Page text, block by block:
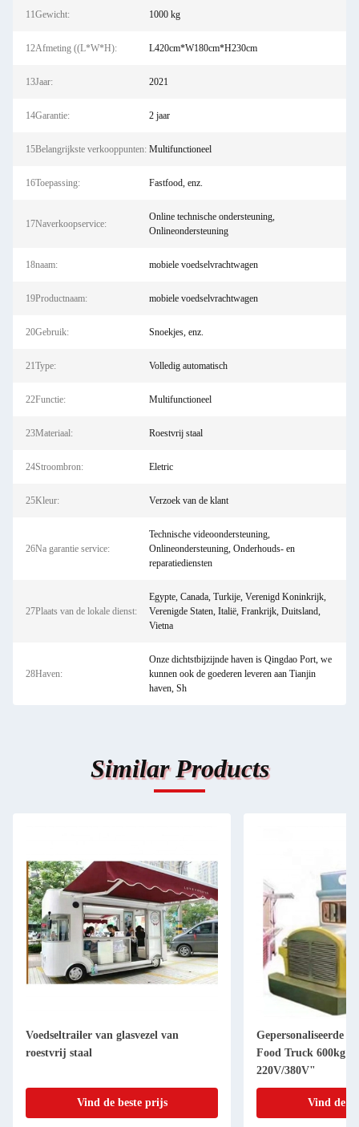
11Gewicht: 1000 kg
12Afmeting ((L*W*H): L420cm*W180cm*H230cm
13Jaar: 2021
14Garantie: 2 jaar
15Belangrijkste verkooppunten: Multifunctioneel
16Toepassing: Fastfood, enz.
17Naverkoopservice:
Online technische ondersteuning,
Onlineondersteuning
18naam: mobiele voedselvrachtwagen
19Productnaam: mobiele voedselvrachtwagen
20Gebruik: Snoekjes, enz.
21Type: Volledig automatisch
22Functie: Multifunctioneel
23Materiaal: Roestvrij staal
24Stroombron: Eletric
25Kleur: Verzoek van de klant
26Na garantie service:
Technische videoondersteuning,
Onlineondersteuning, Onderhouds- en
reparatiediensten
27Plaats van de lokale dienst:
Egypte, Canada, Turkije, Verenigd Koninkrijk,
Verenigde Staten, Italië, Frankrijk, Duitsland,
Vietna
28Haven:
Onze dichtstbijzijnde haven is Qingdao Port, we
kunnen ook de goederen leveren aan Tianjin
haven, Sh
Similar Products
Voedseltrailer van glasvezel van
roestvrij staal
Vind de beste prijs
Gepersonaliseerde
Food Truck 600kg
220V/380V"
Vind de